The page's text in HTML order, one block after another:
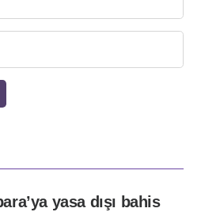
yasa dışı bahis